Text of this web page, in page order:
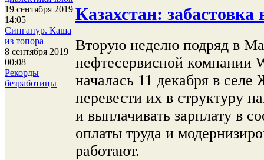
19 сентября 2019
14:05
Сингапур. Каша
из топора
8 сентября 2019
00:08
Рекорды
безработицы
Казахстан:
Вторую неделю подряд в
нефтесервисной компании
началась 11 декабря в
перевести их в структуру
и выплачивать зарплату в
оплаты труда и
работают.